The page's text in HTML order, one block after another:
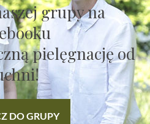
grupy na
pielęgnację od
DO GRUPY